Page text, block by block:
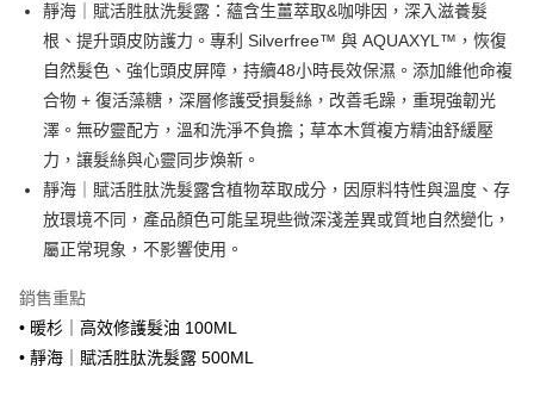
【關於「AFTEE先享後付」】
AFTEE先享後付是「在收到商品之後才付款」的支付方式。 讓您購物簡單
便利好安心！
１．簡單：不需註冊會員、不需綁卡、不需儲值。
２．便利：只要手機號碼，簡訊認證，即可結帳。
３．安心：先確認商品／服務後，再付款。
【「AFTEE先享後付」結帳流程】
１．於結帳方式選擇「AFTEE先享後付」後，將跳轉至「AFTEE先享後付」
結帳頁面，進行簡訊認證並確認金額後，即可完成結帳。
２．訂單成立數日內，您將收到繳費通知簡訊。
３．收到繳費通知簡訊後14天內，點擊此簡訊中的連結，可透過四大超商／
※ 請注意：結帳手續完成當下不需立刻繳費，但若您需要取消訂單，請聯絡
購買商品的店家。未經商家同意取消之訂單仍視為有效，需透過AFTEE先享
後付繳納相關費用。
※ 交易是否成功請以「AFTEE先享後付 」之結帳頁面顯示為準，若有關於
ATM付款
運送方式
全家取貨付款
每筆NT$70，滿NT$1,800(含以上)免運費
付款後全家取貨
每筆NT$70，滿NT$1,800(含以上)免運費
每筆NT$70，滿NT$1,800(含以上)免運費
付款後7-11取貨
靜海｜賦活胜肽洗髮露：蘊含生薑萃取&咖啡因，深入滋養髮
根、提升頭皮防護力。專利 Silverfree™ 與 AQUAXYL™，恢復
自然髮色、強化頭皮屏障，持續48小時長效保濕。添加維他命複
合物 + 復活藻糖，深層修護受損髮絲，改善毛躁，重現強韌光
澤。無矽靈配方，溫和洗淨不負擔；草本木質複方精油舒緩壓
力，讓髮絲與心靈同步煥新。
靜海｜賦活胜肽洗髮露含植物萃取成分，因原料特性與溫度、存
放環境不同，產品顏色可能呈現些微深淺差異或質地自然變化，
屬正常現象，不影響使用。
銷售重點
• 暖杉｜高效修護髮油 100ML
• 靜海｜賦活胜肽洗髮露 500ML